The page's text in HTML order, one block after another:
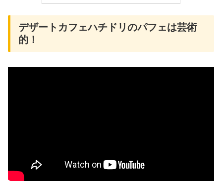
デザートカフェハチドリのパフェは芸術
的！